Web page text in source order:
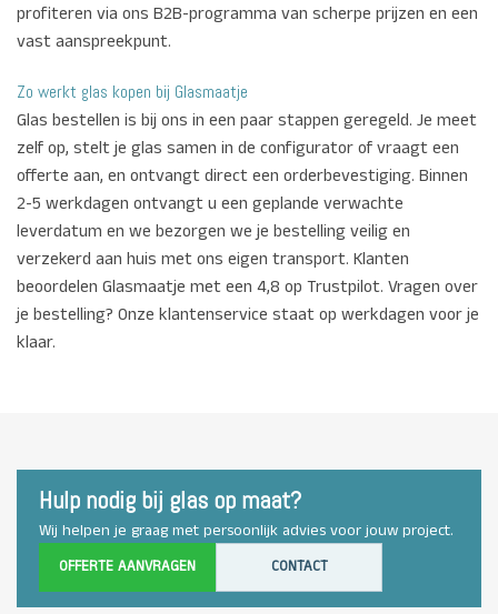
profiteren via ons B2B-programma van scherpe prijzen en een
vast aanspreekpunt.
Zo werkt glas kopen bij Glasmaatje
Glas bestellen is bij ons in een paar stappen geregeld. Je meet
zelf op, stelt je glas samen in de configurator of vraagt een
offerte aan, en ontvangt direct een orderbevestiging. Binnen
2-5 werkdagen ontvangt u een geplande verwachte
leverdatum en we bezorgen we je bestelling veilig en
verzekerd aan huis met ons eigen transport. Klanten
beoordelen Glasmaatje met een 4,8 op Trustpilot. Vragen over
je bestelling? Onze klantenservice staat op werkdagen voor je
klaar.
Hulp nodig bij glas op maat?
Wij helpen je graag met persoonlijk advies voor jouw project.
OFFERTE AANVRAGEN CONTACT